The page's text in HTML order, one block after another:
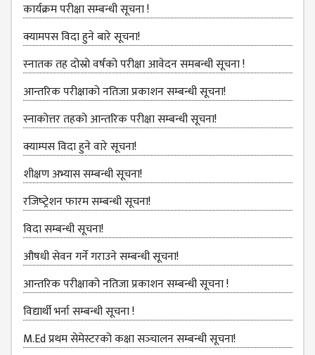
VALUABLE
SUPPORTER
INSTITUTIONAL
INDIVIDUAL
OUR TEAM
CAMPUS
WINGS
CAMPUS
GENERAL
ASSEMBLY
CAMPUS
MANAGEMENT
COMMITTEE
ACCOUNT
COMMITTEE
ADVISORY
COMMITTEE
कार्यक्रम परीक्षा सम्बन्धी सूचना !
क्यामपस विदा हुने बारे सूचना!
स्‍नातक तह दोस्रो वर्षको परीक्षा आवेदन समबन्धी सूचना !
आन्तरिक परीक्षाको नतिजा प्रकाशन सम्बन्धी सूचना!
स्नाकोत्तर तहको आन्तरिक परीक्षा सम्बन्धी सूचना!
क्याम्पस विदा हुने वारे सूचना!
शीक्षण अभ्यास सम्बन्धी सूचना!
रजिष्‍ट्रेशन फारम सम्बन्धी सूचना!
विदा सम्बन्धी सूचना!
औषधी सेवन गर्ने गराउने सम्बन्धी सूचना!
आन्तरिक परीक्षाको नतिजा प्रकाशन सम्बन्धी सूचना !
विद्यार्थी भर्ना सम्बन्धी सूचना !
M.Ed प्रथम सेमेस्टरको कक्षा सञ्‍चालन सम्बन्धी सूचना!